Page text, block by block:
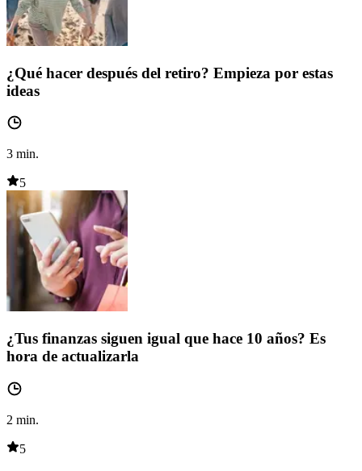
¿Qué hacer después del retiro? Empieza por estas
ideas
3 min.
5
¿Tus finanzas siguen igual que hace 10 años? Es
hora de actualizarla
2 min.
5